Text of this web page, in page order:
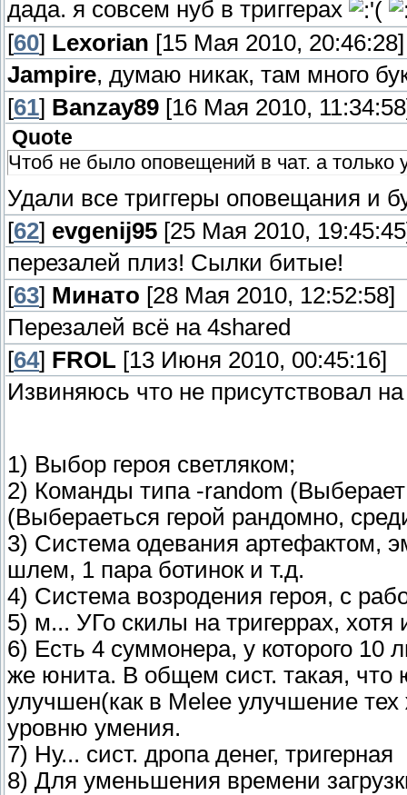
дада. я совсем нуб в триггерах
[60] Lexorian [15 Мая 2010, 20:46:28]
Jampire, думаю никак, там много
[61] Banzay89 [16 Мая 2010,
Quote
Чтоб не было оповещений в чат. а только
Удали все триггеры оповещания и
[62] evgenij95 [25 Мая 2010,
перезалей плиз! Сылки битые!
[63] Минато [28 Мая 2010, 12:52:58]
Перезалей всё на 4shared
[64] FROL [13 Июня 2010, 00:45:16]
Извиняюсь что не присутствовал
1) Выбор героя светляком;
2) Команды типа -random (Выберает
(Выбераеться герой рандомно,
3) Система одевания артефактом,
шлем, 1 пара ботинок и т.д.
4) Система возродения героя, с
5) м... УГо скилы на тригеррах,
6) Есть 4 суммонера, у которого 10
же юнита. В общем сист. такая, что
улучшен(как в Melee улучшение
уровню умения.
7) Ну... сист. дропа денег, тригерная
8) Для уменьшения времени